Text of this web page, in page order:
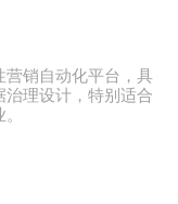
营销自动化平台，具
理设计，特别适合